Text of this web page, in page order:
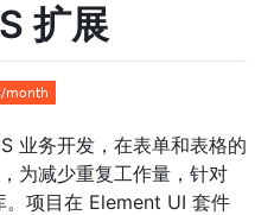
扩展
业务开发，在表单和表格的
为减少重复工作量，针对
。项目在 Element UI 套件